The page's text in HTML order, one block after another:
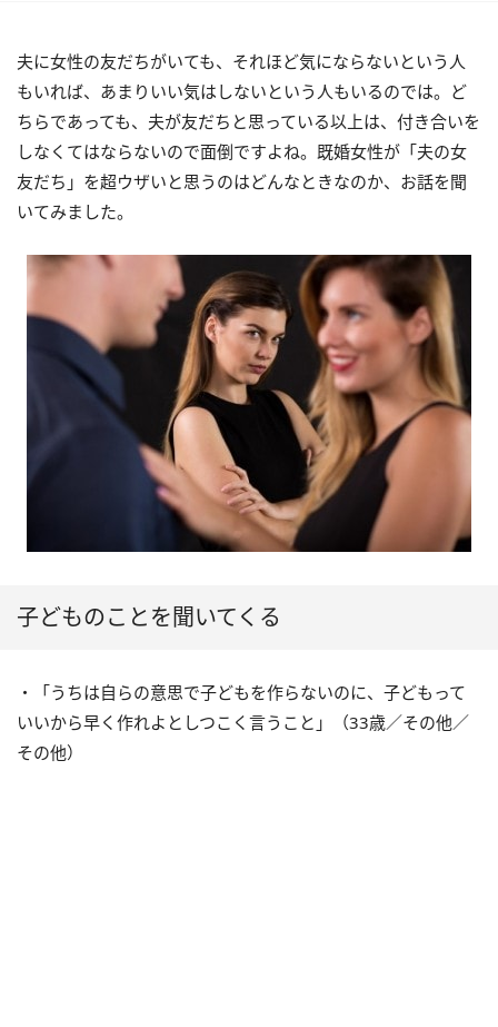
夫に女性の友だちがいても、それほど気にならないという人
もいれば、あまりいい気はしないという人もいるのでは。ど
ちらであっても、夫が友だちと思っている以上は、付き合いを
しなくてはならないので面倒ですよね。既婚女性が「夫の女
友だち」を超ウザいと思うのはどんなときなのか、お話を聞
いてみました。
子どものことを聞いてくる
・「うちは自らの意思で子どもを作らないのに、子どもって
いいから早く作れよとしつこく言うこと」（33歳／その他／
その他）